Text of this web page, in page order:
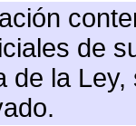
de
de la